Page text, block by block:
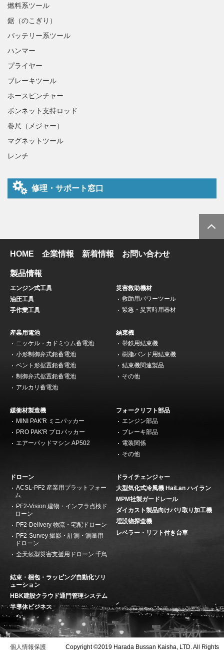
燃料系ツール
鋸（のこぎり）
バッテリー系ツール
ハンマー
プライヤー
ブレーキツール
ホースピンチャー
ボンネット支持ロッド
巻尺（メジャー）
マグネットツール
レンチ
修理・サポート窓口
HOME 企業情報 新着情報 お問い合わせ
製品情報
エンジン式工具
油圧工具
手作業工具
災害救助機材
救助用パワーツール
緊急・災害時用器材
産業用電池
ニッケル・カドミウム蓄電池
小形制御弁式鉛蓄電池
ベント形据置鉛蓄電池
制御弁式据置鉛蓄電池
アルカリ蓄電池
結束機
帯鉄用結束機
樹脂バンド用結束機
結束機関連製品
その他
緩衝材製造機
MINI PAK'R ミニパッカー
PRO PAK'R プロパッカー
エアーパッドマシン AP502
フォークリフト部品
エンジン部品
ブレーキ部品
電装関係
その他
ドローン
ACSL-PF2 産業用プラットフォー
ム
PF2-Vision 建物・インフラ点検ド
ローン
PF2-Delivery 物流・宅配ドローン
PF2-Survey 撮影・計測・測量用
ドローン
全天候型災害支援用ドローン 千鳥
ドライチェンジャー
大型気化式冷風機 HaiLan ハイラン
MPM社製ガードレール
ダイカスト製品向けバリ取り加工機
埋設物探査機
レベラー・リフト付き台車
結束・梱包・ラッピング自動化ソリ
ューション
HBK建設クラウド通門管理システム
半導体ビジネス
個人情報保護 Copyright ©2019 Harada Bussan Kaisha, LTD. All Rights